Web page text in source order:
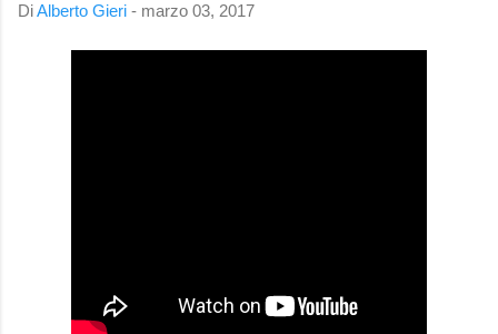
DiAlberto Gieri - marzo 03, 2017